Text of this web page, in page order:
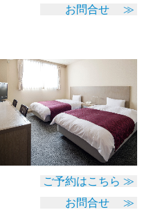
お問合せ ≫
ご予約はこちら ≫
お問合せ ≫